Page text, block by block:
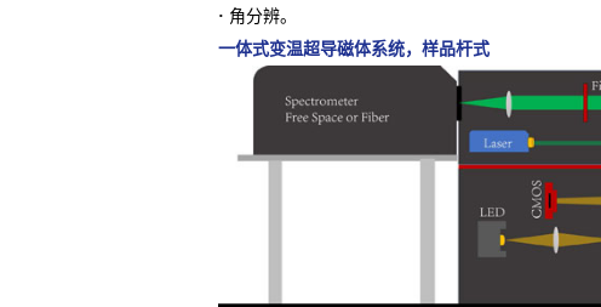
· 角分辨。
一体式变温超导磁体系统，样品杆式